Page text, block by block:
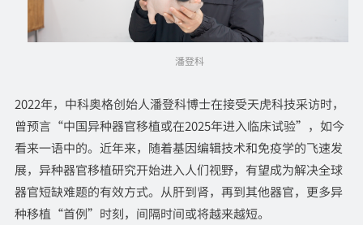
潘登科
2022年，中科奥格创始人潘登科博士在接受天虎科技采访时，
曾预言“中国异种器官移植或在2025年进入临床试验”，如今
看来一语中的。近年来，随着基因编辑技术和免疫学的飞速发
展，异种器官移植研究开始进入人们视野，有望成为解决全球
器官短缺难题的有效方式。从肝到肾，再到其他器官，更多异
种移植“首例”时刻，间隔时间或将越来越短。